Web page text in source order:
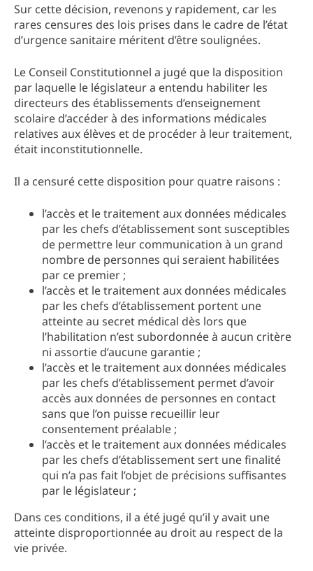
Sur cette décision, revenons y rapidement, car les
rares censures des lois prises dans le cadre de l’état
d’urgence sanitaire méritent d’être soulignées.
Le Conseil Constitutionnel a jugé que la disposition
par laquelle le législateur a entendu habiliter les
directeurs des établissements d’enseignement
scolaire d’accéder à des informations médicales
relatives aux élèves et de procéder à leur traitement,
était inconstitutionnelle.
Il a censuré cette disposition pour quatre raisons :
l’accès et le traitement aux données médicales
par les chefs d’établissement sont susceptibles
de permettre leur communication à un grand
nombre de personnes qui seraient habilitées
par ce premier ;
l’accès et le traitement aux données médicales
par les chefs d’établissement portent une
atteinte au secret médical dès lors que
l’habilitation n’est subordonnée à aucun critère
ni assortie d’aucune garantie ;
l’accès et le traitement aux données médicales
par les chefs d’établissement permet d’avoir
accès aux données de personnes en contact
sans que l’on puisse recueillir leur
consentement préalable ;
l’accès et le traitement aux données médicales
par les chefs d’établissement sert une finalité
qui n’a pas fait l’objet de précisions suffisantes
par le législateur ;
Dans ces conditions, il a été jugé qu’il y avait une
atteinte disproportionnée au droit au respect de la
vie privée.